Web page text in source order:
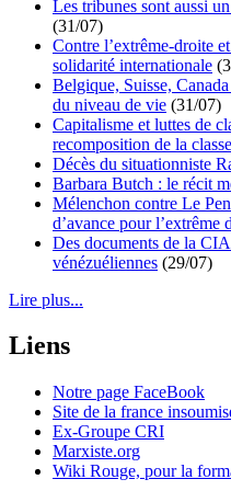
Les tribunes sont aussi
(31/07)
Contre l’extrême-droite
solidarité internationale
Belgique, Suisse,
du niveau de vie (31/07)
Capitalisme et luttes de
recomposition de la
Décès du situationniste
Barbara Butch : le récit
Mélenchon contre Le
d’avance pour l’extrême
Des documents de la
vénézuéliennes (29/07)
Lire plus...
Liens
Notre page FaceBook
Site de la france
Ex-Groupe CRI
Marxiste.org
Wiki Rouge, pour la